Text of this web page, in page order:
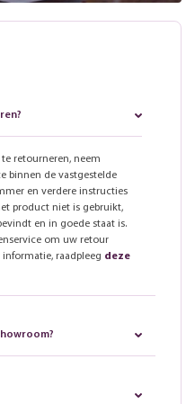
retourneren, neem
binnen de vastgestelde
en verdere instructies
product niet is gebruikt,
en in goede staat is.
om uw retour
raadpleeg deze